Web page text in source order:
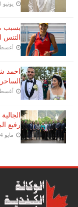
يونيو 13, 2022
بسبب
التنس​
أغسطس
احمد
أغسطس
رفيع
مايو 24, 2023